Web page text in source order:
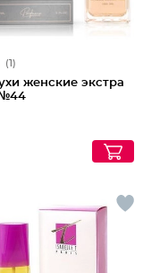
(1)
женские экстра